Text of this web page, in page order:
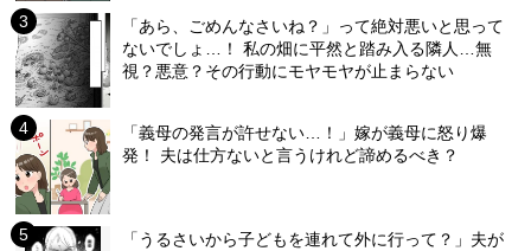
「あら、ごめんなさいね？」って絶対悪いと思って
ないでしょ…！ 私の畑に平然と踏み入る隣人…無
視？悪意？その行動にモヤモヤが止まらない
「義母の発言が許せない…！」嫁が義母に怒り爆
発！ 夫は仕方ないと言うけれど諦めるべき？
「うるさいから子どもを連れて外に行って？」夫が